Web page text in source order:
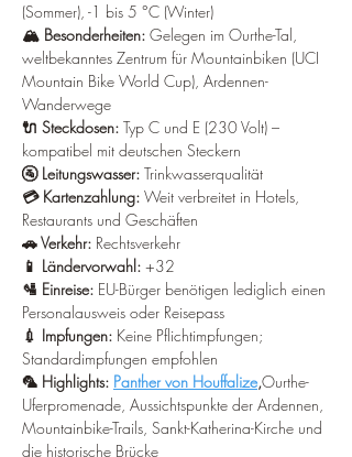
(Sommer), -1 bis 5 °C (Winter)
🏔️ Besonderheiten: Gelegen im Ourthe-Tal,
weltbekanntes Zentrum für Mountainbiken (UCI
Mountain Bike World Cup), Ardennen-
Wanderwege
🔌 Steckdosen: Typ C und E (230 Volt) –
kompatibel mit deutschen Steckern
🚰 Leitungswasser: Trinkwasserqualität
💳 Kartenzahlung: Weit verbreitet in Hotels,
Restaurants und Geschäften
🚗 Verkehr: Rechtsverkehr
📱 Ländervorwahl: +32
🛂 Einreise: EU-Bürger benötigen lediglich einen
Personalausweis oder Reisepass
💉 Impfungen: Keine Pflichtimpfungen;
Standardimpfungen empfohlen
🦜 Highlights: Panther von Houffalize,Ourthe-
Uferpromenade, Aussichtspunkte der Ardennen,
Mountainbike-Trails, Sankt-Katherina-Kirche und
die historische Brücke